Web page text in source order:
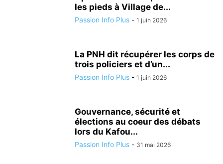
les pieds à Village de...
Passion Info Plus - 1 juin 2026
La PNH dit récupérer les corps de
trois policiers et d’un...
Passion Info Plus - 1 juin 2026
Gouvernance, sécurité et
élections au coeur des débats
lors du Kafou...
Passion Info Plus - 31 mai 2026